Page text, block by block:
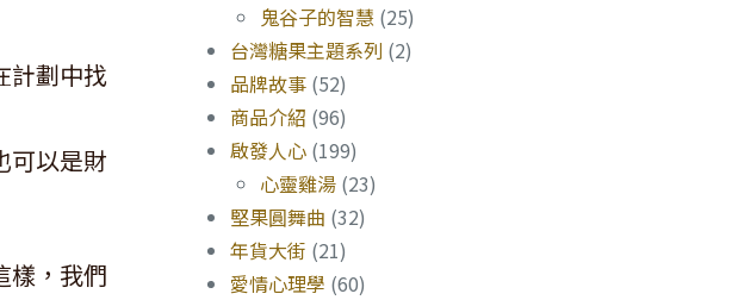
計劃中找
可以是財
樣，我們
鬼谷子的智慧 (25)
台灣糖果主題系列 (2)
品牌故事 (52)
商品介紹 (96)
啟發人心 (199)
心靈雞湯 (23)
堅果圓舞曲 (32)
年貨大街 (21)
愛情心理學 (60)